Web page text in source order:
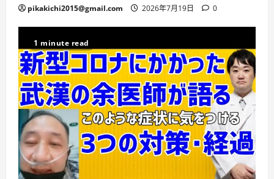
pikakichi2015@gmail.com 2026年7月19日 0
1 minute read